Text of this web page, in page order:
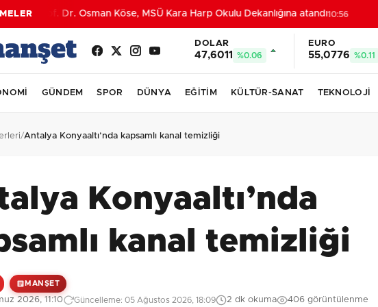
Prof. Dr. Osman Köse, MSÜ Kara Harp Okulu Dekanlığına atandı10:56
DOLAR
47,6011 %0.06
EURO
55,0776 %0.11
GÜNDEM SPOR DÜNYA EĞİTİM KÜLTÜR-SANAT TEKNOLOJİ
/Antalya Konyaaltı’nda kapsamlı kanal temizliği
Konyaaltı’nda
kanal temizliği
MANŞET
2026, 11:10 Güncelleme: 05 Ağustos 2026, 18:09 2 dk okuma 406 görüntülenme